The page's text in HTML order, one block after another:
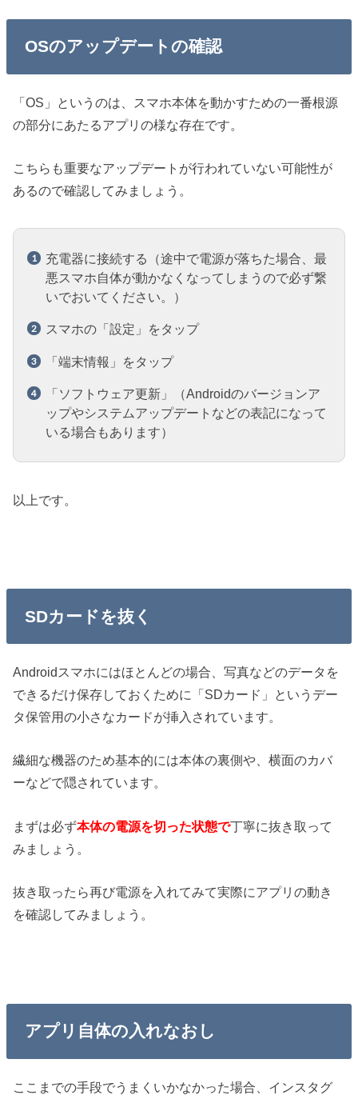
OSのアップデートの確認
「OS」というのは、スマホ本体を動かすための一番根源
の部分にあたるアプリの様な存在です。
こちらも重要なアップデートが行われていない可能性が
あるので確認してみましょう。
充電器に接続する（途中で電源が落ちた場合、最
悪スマホ自体が動かなくなってしまうので必ず繋
いでおいてください。）
スマホの「設定」をタップ
「端末情報」をタップ
「ソフトウェア更新」（Androidのバージョンア
ップやシステムアップデートなどの表記になって
いる場合もあります）
以上です。
SDカードを抜く
Androidスマホにはほとんどの場合、写真などのデータを
できるだけ保存しておくために「SDカード」というデー
タ保管用の小さなカードが挿入されています。
繊細な機器のため基本的には本体の裏側や、横面のカバ
ーなどで隠されています。
まずは必ず本体の電源を切った状態で丁寧に抜き取って
みましょう。
抜き取ったら再び電源を入れてみて実際にアプリの動き
を確認してみましょう。
アプリ自体の入れなおし
ここまでの手段でうまくいかなかった場合、インスタグ